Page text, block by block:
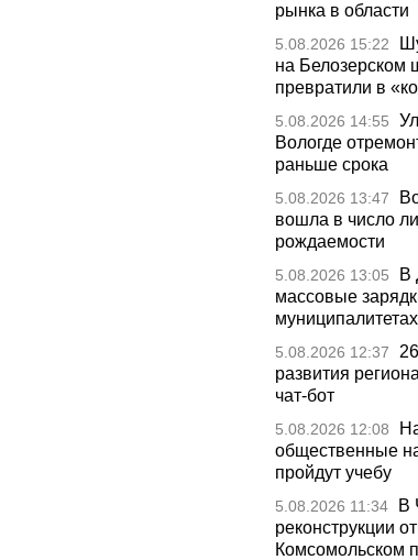
рынка в области
5.08.2026 15:22
на Белозерском
превратили в
5.08.2026 14:55
Вологде
раньше срока
5.08.2026 13:47
вошла в число
рождаемости
5.08.2026 13:05
В
массовые
5.08.2026 12:37
развития
чат-бот
5.08.2026 12:08
общественные
пройдут учебу
5.08.2026 11:34
В
реконструкции
Комсомольском